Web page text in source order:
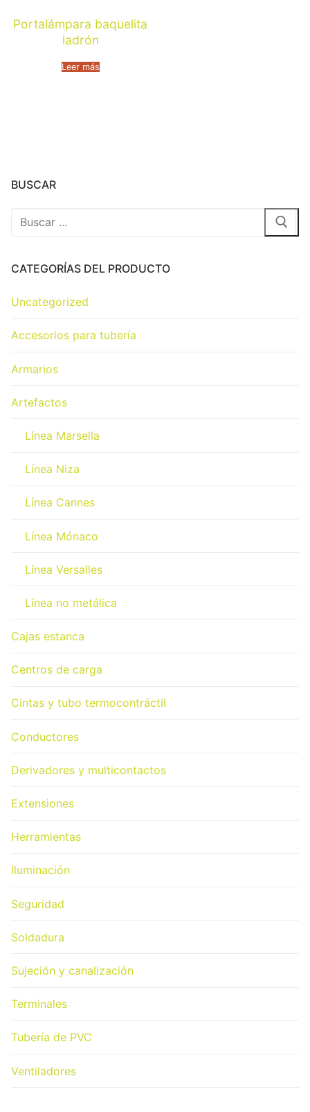
Portalámpara baquelita
ladrón
Leer más
BUSCAR
CATEGORÍAS DEL PRODUCTO
Uncategorized
Accesorios para tubería
Armarios
Artefactos
Línea Marsella
Línea Niza
Línea Cannes
Línea Mónaco
Línea Versalles
Línea no metálica
Cajas estanca
Centros de carga
Cintas y tubo termocontráctil
Conductores
Derivadores y multicontactos
Extensiones
Herramientas
Iluminación
Seguridad
Soldadura
Sujeción y canalización
Terminales
Tubería de PVC
Ventiladores